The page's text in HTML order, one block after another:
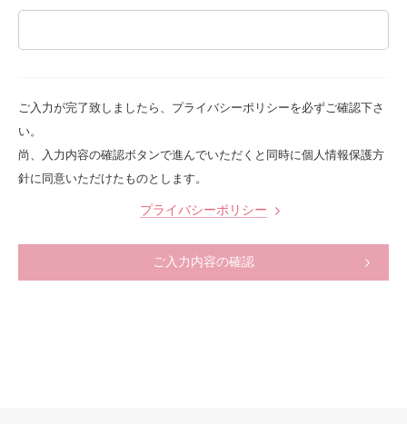
ご入力が完了致しましたら、プライバシーポリシーを必ずご確認下さ
い。
尚、入力内容の確認ボタンで進んでいただくと同時に個人情報保護方
針に同意いただけたものとします。
プライバシーポリシー
ご入力内容の確認